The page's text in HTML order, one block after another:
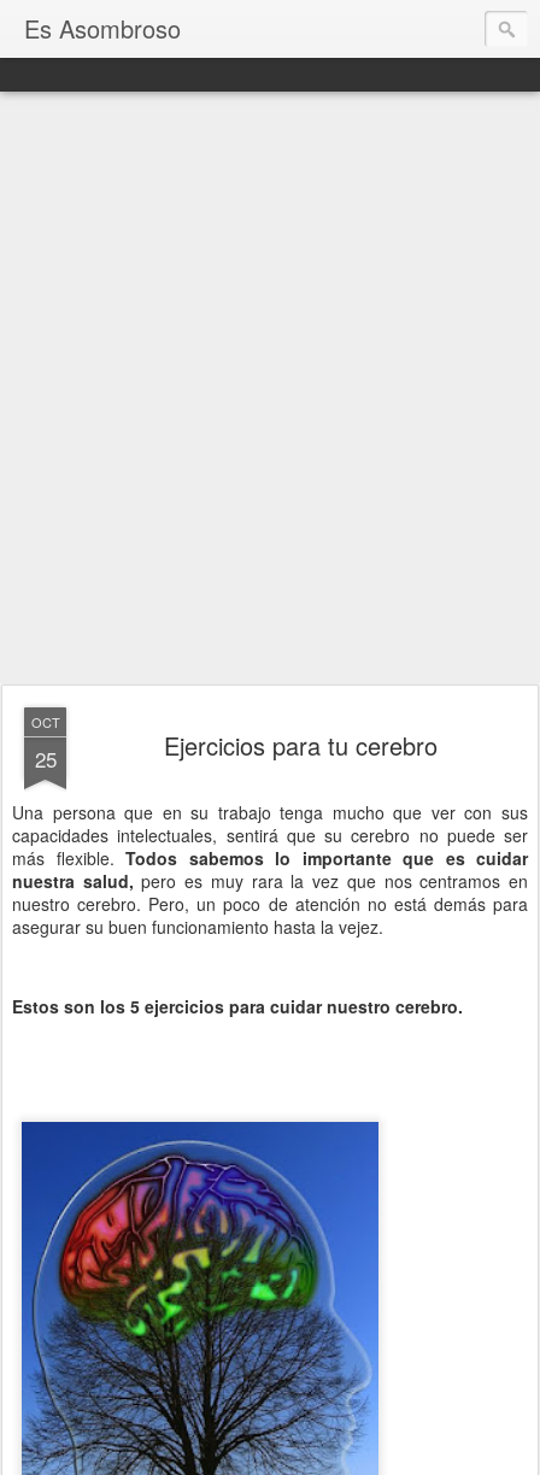
Es Asombroso
OCT
25 Ejercicios para tu cerebro
Una persona que en su trabajo tenga mucho que ver con sus
capacidades intelectuales, sentirá que su cerebro no puede ser
más flexible. Todos sabemos lo importante que es cuidar
nuestra salud, pero es muy rara la vez que nos centramos en
nuestro cerebro. Pero, un poco de atención no está demás para
asegurar su buen funcionamiento hasta la vejez.
Estos son los 5 ejercicios para cuidar nuestro cerebro.